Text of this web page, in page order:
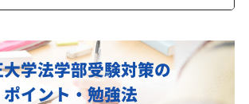
ッタリ合った「立正大学法学部対策のオ
ドカリキュラム」から得られる成果と
学法学部受験対策の
ポイント・勉強法